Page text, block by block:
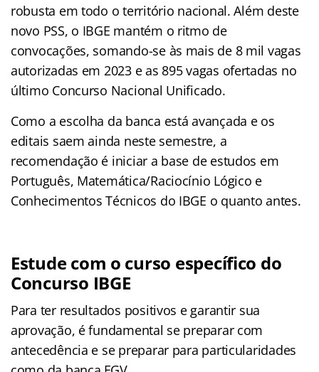
robusta em todo o território nacional. Além deste
novo PSS, o IBGE mantém o ritmo de
convocações, somando-se às mais de 8 mil vagas
autorizadas em 2023 e as 895 vagas ofertadas no
último Concurso Nacional Unificado.
Como a escolha da banca está avançada e os
editais saem ainda neste semestre, a
recomendação é iniciar a base de estudos em
Português, Matemática/Raciocínio Lógico e
Conhecimentos Técnicos do IBGE o quanto antes.
Estude com o curso específico do
Concurso IBGE
Para ter resultados positivos e garantir sua
aprovação, é fundamental se preparar com
antecedência e se preparar para particularidades